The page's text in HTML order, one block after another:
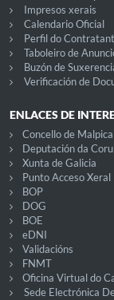
Impresos xerais
Calendario Oficial
Perfil do
Taboleiro de
Buzón de
Verificación de
ENLACES DE
Concello de Malpica
Deputación da
Xunta de Galicia
Punto Acceso Xeral
BOP
DOG
BOE
eDNI
Validacións
FNMT
Oficina Virtual do
Sede Electrónica